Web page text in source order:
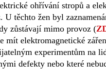
ohřívání stropů a
těchto žen byl
zůstávají mimo provoz (
mít elektromagnetické
experimentům na
defekty nebo které